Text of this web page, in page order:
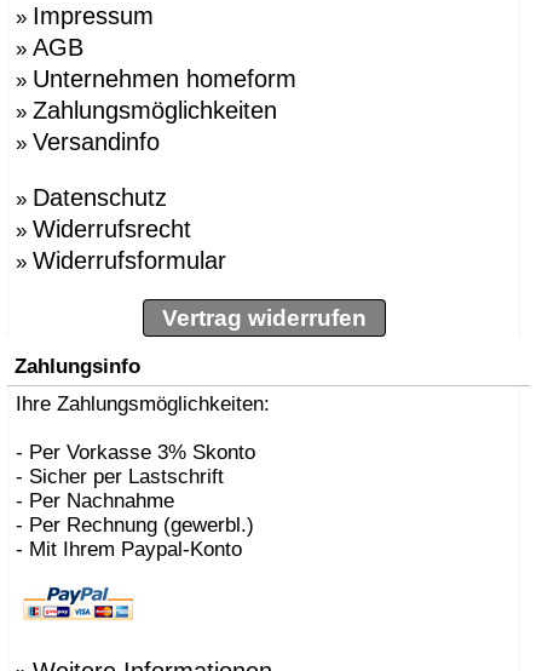
»Azumi, Shin & Tomoko
Babled, Emmanuel
»Bao-Nghi Droste
»Barnaby Gunning
Bastian Prieler
Batisse, Laurent
»BBMDS
»Berti, Enzo
Besau Marguerre , St
»Biokamine, Safretti
»Biscaro, Giorgio
BOLLES+WILSON
»Bonetto, Rodolfo
»Bonucelli, Dante
»Borer, Carlo
» Bozzoli, Lorenza
Brogliato, Alberto
Bruno Houssin
Bruno Rainaldi
Büscher, Sebastian D
Carlo Borer
Carlo Costantini
» Impressum
» AGB
» Unternehmen homeform
» Zahlungsmöglichkeiten
» Versandinfo
» Datenschutz
» Widerrufsrecht
» Widerrufsformular
Vertrag widerrufen
Zahlungsinfo
Ihre Zahlungsmöglichkeiten:
- Per Vorkasse 3% Skonto
- Sicher per Lastschrift
- Per Nachnahme
- Per Rechnung (gewerbl.)
- Mit Ihrem Paypal-Konto